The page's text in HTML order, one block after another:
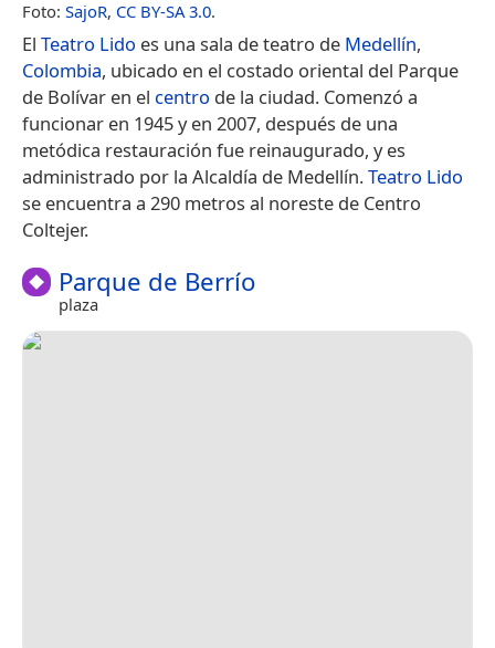
Foto: SajoR, CC BY-SA 3.0.
El Teatro Lido es una sala de teatro de Medellín,
Colombia, ubicado en el costado oriental del Parque
de Bolívar en el centro de la ciudad. Comenzó a
funcionar en 1945 y en 2007, después de una
metódica restauración fue reinaugurado, y es
administrado por la Alcaldía de Medellín.Teatro Lido
se encuentra a 290 metros al noreste de Centro
Coltejer.
Parque de Berrío
plaza